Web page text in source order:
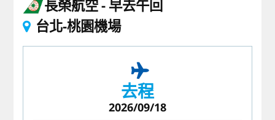
長榮航空 早去午回
台北-桃園機場
去程
2026/09/18